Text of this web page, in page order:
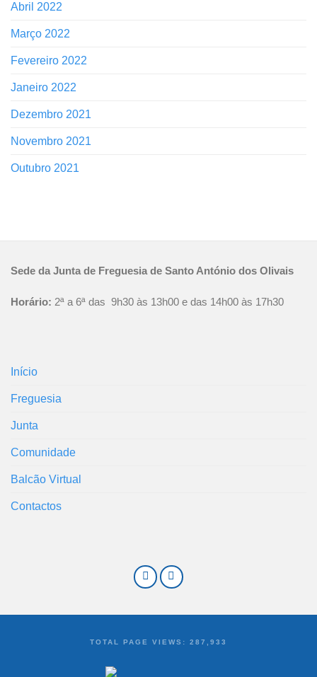
Abril 2022
Março 2022
Fevereiro 2022
Janeiro 2022
Dezembro 2021
Novembro 2021
Outubro 2021
Sede da Junta de Freguesia de Santo António dos Olivais
Horário: 2ª a 6ª das 9h30 às 13h00 e das 14h00 às 17h30
Início
Freguesia
Junta
Comunidade
Balcão Virtual
Contactos
TOTAL PAGE VIEWS: 287,933